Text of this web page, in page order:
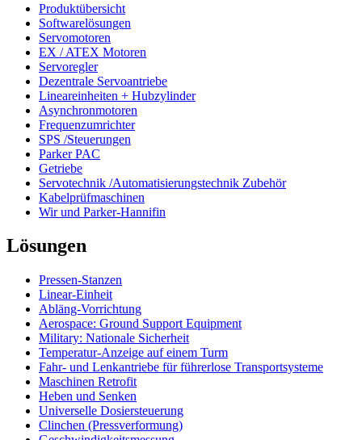
Produktübersicht
Softwarelösungen
Servomotoren
EX / ATEX Motoren
Servoregler
Dezentrale Servoantriebe
Lineareinheiten + Hubzylinder
Asynchronmotoren
Frequenzumrichter
SPS /Steuerungen
Parker PAC
Getriebe
Servotechnik /Automatisierungstechnik Zubehör
Kabelprüfmaschinen
Wir und Parker-Hannifin
Lösungen
Pressen-Stanzen
Linear-Einheit
Abläng-Vorrichtung
Aerospace: Ground Support Equipment
Military: Nationale Sicherheit
Temperatur-Anzeige auf einem Turm
Fahr- und Lenkantriebe für führerlose Transportsysteme
Maschinen Retrofit
Heben und Senken
Universelle Dosiersteuerung
Clinchen (Pressverformung)